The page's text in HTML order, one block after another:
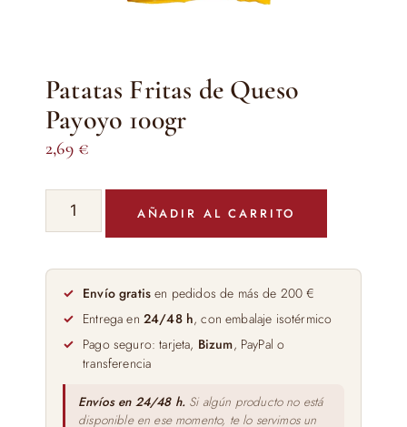
Patatas Fritas de Queso
Payoyo 100gr
2,69 €
Patatas
Fritas
Queso
Payoyo
100gr
cantidad
AÑADIR AL CARRITO
Envío gratis en pedidos de más de 200 €
Entrega en 24/48 h, con embalaje isotérmico
Pago seguro: tarjeta, Bizum, PayPal o
transferencia
Envíos en 24/48 h. Si algún producto no está
disponible en ese momento, te lo servimos un